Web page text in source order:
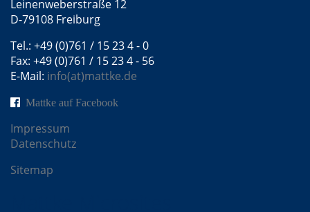
Leinenweberstraße 12
D-79108 Freiburg
Tel.: +49 (0)761 / 15 23 4 - 0
Fax: +49 (0)761 / 15 23 4 - 56
E-Mail: info(at)mattke.de
Mattke auf Facebook
Impressum
Datenschutz
Sitemap